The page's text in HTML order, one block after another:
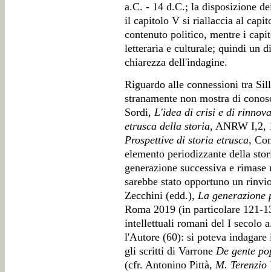
a.C. - 14 d.C.; la disposizione
il capitolo V si riallaccia al
contenuto politico, mentre i
letteraria e culturale; quindi un
chiarezza dell'indagine.
Riguardo alle connessioni tra
stranamente non mostra di
Sordi, L'idea di crisi e di
etrusca della storia, ANRW I,2,
Prospettive di storia etrusca,
elemento periodizzante della
generazione successiva e
sarebbe stato opportuno un
Zecchini (edd.), La
Roma 2019 (in particolare 121-
intellettuali romani del I secolo
l'Autore (60): si poteva
gli scritti di Varrone De gente
(cfr. Antonino Pittà, M.